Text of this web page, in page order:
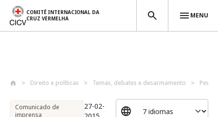
COMITÊ INTERNACIONAL DA
CRUZ VERMELHA
MENU
Direito e políticas Temas, debates e desarmamento
Comunicado de
imprensa
27-02-